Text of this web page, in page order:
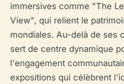
immersives comme "The
View", qui relient le
mondiales. Au-delà de ses
sert de centre dynamique
l'engagement
expositions qui célèbrent